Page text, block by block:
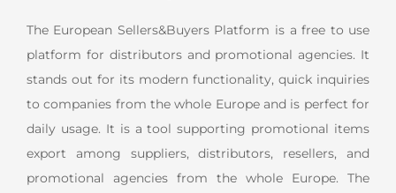
The European Sellers&Buyers Platform is a free to use
platform for distributors and promotional agencies. It
stands out for its modern functionality, quick inquiries
to companies from the whole Europe and is perfect for
daily usage. It is a tool supporting promotional items
export among suppliers, distributors, resellers, and
promotional agencies from the whole Europe. The